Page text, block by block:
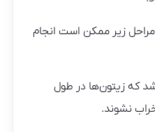
مراحل زیر ممکن است انجام
که زیتون‌ها در طول
نشوند.